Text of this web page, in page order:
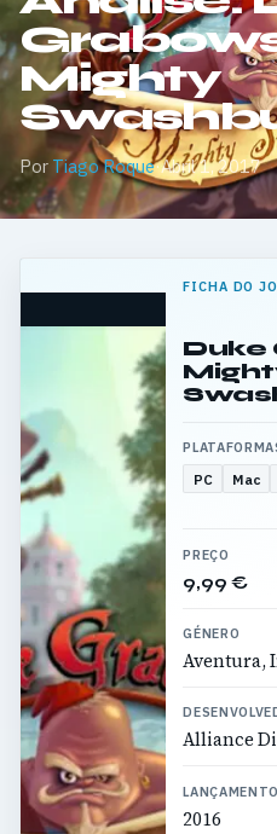
Mighty
Por Tiago Roque·Abril 1, 2017
FICHA DO
Duke
PC Mac
PREÇO
9,99 €
GÉNERO
Aventura,
Alliance
LANÇAMENTO
2016